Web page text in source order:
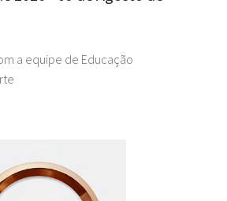
a equipe de Educação